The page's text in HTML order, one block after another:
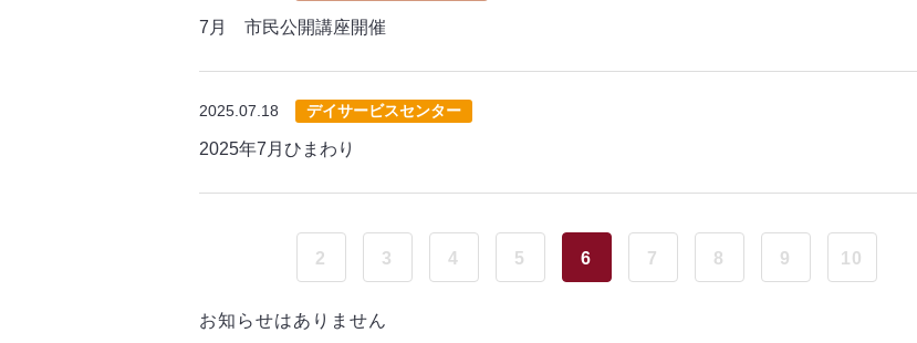
7月 市民公開講座開催
2025.07.18 デイサービスセンター
2025年7月ひまわり
2 3 4 5 6 7 8 9 10
お知らせはありません